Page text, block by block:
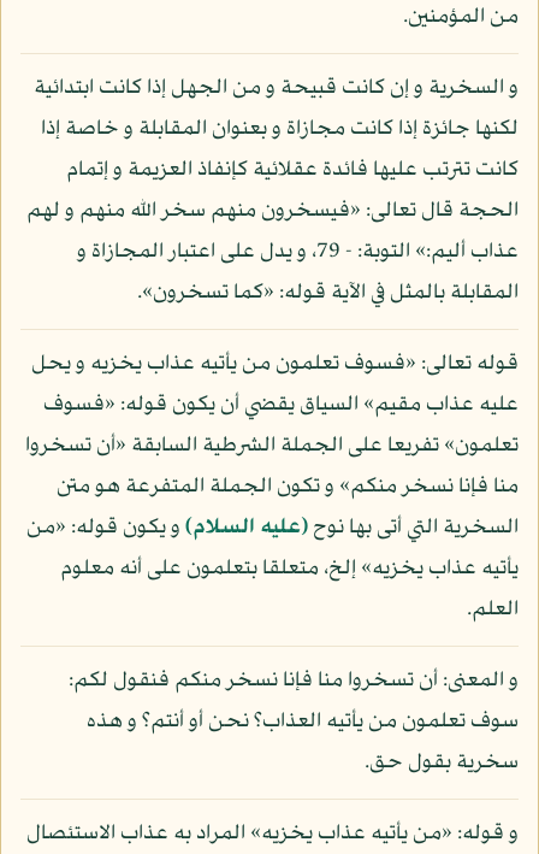
من المؤمنين.
و السخرية و إن كانت قبيحة و من الجهل إذا كانت ابتدائية
لكنها جائزة إذا كانت مجازاة و بعنوان المقابلة و خاصة إذا
كانت تترتب عليها فائدة عقلائية كإنفاذ العزيمة و إتمام
الحجة قال تعالى: «فيسخرون منهم سخر الله منهم و لهم
عذاب أليم:» التوبة: - 79، و يدل على اعتبار المجازاة و
المقابلة بالمثل في الآية قوله: «كما تسخرون».
قوله تعالى: «فسوف تعلمون من يأتيه عذاب يخزيه و يحل
عليه عذاب مقيم» السياق يقضي أن يكون قوله: «فسوف
تعلمون» تفريعا على الجملة الشرطية السابقة «أن تسخروا
منا فإنا نسخر منكم» و تكون الجملة المتفرعة هو متن
السخرية التي أتى بها نوح(عليه السلام)و يكون قوله: «من
يأتيه عذاب يخزيه» إلخ، متعلقا بتعلمون على أنه معلوم
العلم.
و المعنى: أن تسخروا منا فإنا نسخر منكم فنقول لكم:
سوف تعلمون من يأتيه العذاب؟ نحن أو أنتم؟ و هذه
سخرية بقول حق.
و قوله: «من يأتيه عذاب يخزيه» المراد به عذاب الاستئصال